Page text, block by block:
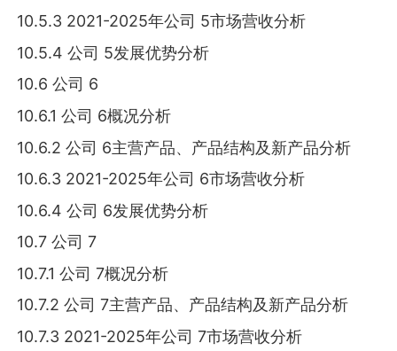
10.5.3 2021-2025年公司 5市场营收分析
10.5.4 公司 5发展优势分析
10.6 公司 6
10.6.1 公司 6概况分析
10.6.2 公司 6主营产品、产品结构及新产品分析
10.6.3 2021-2025年公司 6市场营收分析
10.6.4 公司 6发展优势分析
10.7 公司 7
10.7.1 公司 7概况分析
10.7.2 公司 7主营产品、产品结构及新产品分析
10.7.3 2021-2025年公司 7市场营收分析